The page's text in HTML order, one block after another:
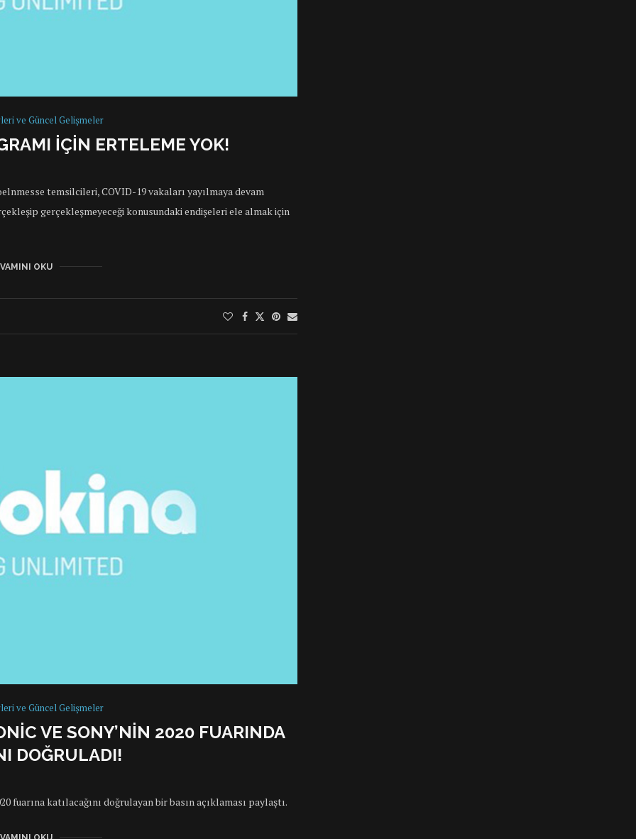
ve Güncel Gelişmeler
IÇIN ERTELEME YOK!
temsilcileri, COVID-19 vakaları yayılmaya devam
gerçekleşmeyeceği konusundaki endişeleri ele almak için
OKU
ve Güncel Gelişmeler
VE SONY’NIN 2020 FUARINDA
DOĞRULADI!
fuarına katılacağını doğrulayan bir basın açıklaması paylaştı.